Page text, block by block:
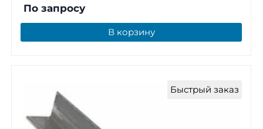
По запросу
В корзину
Быстрый заказ